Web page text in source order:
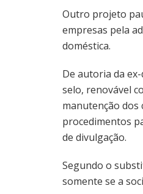
Outro projeto
empresas pela
doméstica.
De autoria da
selo, renovável
manutenção
procedimentos
de divulgação.
Segundo o
somente se a